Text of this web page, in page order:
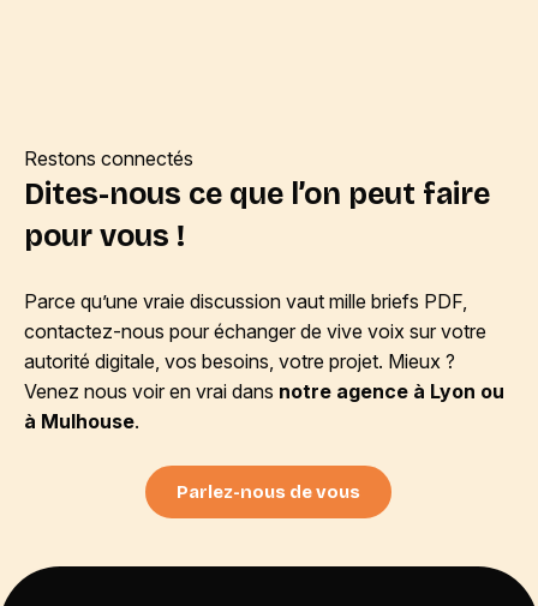
Restons connectés
Dites-nous ce que l’on peut faire
pour vous !
Parce qu’une vraie discussion vaut mille briefs PDF,
contactez-nous pour échanger de vive voix sur votre
autorité digitale, vos besoins, votre projet. Mieux ?
Venez nous voir en vrai dans notre agence à Lyon ou
à Mulhouse.
Parlez-nous de vous